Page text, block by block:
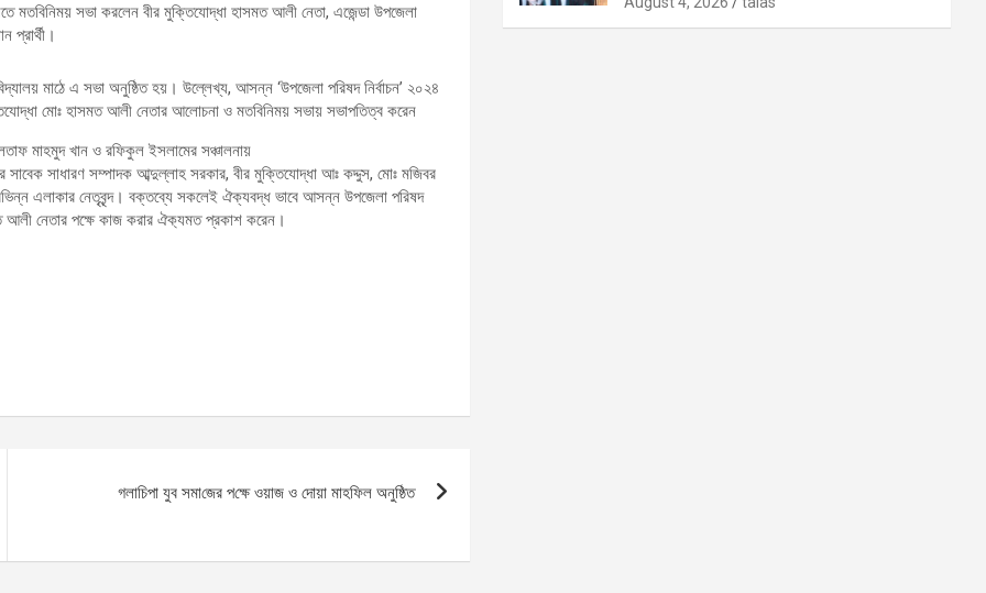
মতবিনিময় সভা করলেন বীর মুক্তিযোদ্ধা হাসমত আলী নেতা, এজেন্ডা উপজেলা
প্রার্থী।
মাঠে এ সভা অনুষ্ঠিত হয়। উল্লেখ্য, আসন্ন ‘উপজেলা পরিষদ নির্বাচন’ ২০২৪
মোঃ হাসমত আলী নেতার আলোচনা ও মতবিনিময় সভায় সভাপতিত্ব করেন
মাহমুদ খান ও রফিকুল ইসলামের সঞ্চালনায়
সাবেক সাধারণ সম্পাদক আব্দুল্লাহ সরকার, বীর মুক্তিযোদ্ধা আঃ কদ্দুস, মোঃ মজিবর
এলাকার নেতৃবৃন্দ। বক্তব্যে সকলেই ঐক্যবদ্ধ ভাবে আসন্ন উপজেলা পরিষদ
আলী নেতার পক্ষে কাজ করার ঐক‍্যমত প্রকাশ করেন।
গলা‌চিপা যুব সমা‌জের প‌ক্ষে ওয়াজ ও দোয়া মাহ‌ফিল অনু‌ষ্ঠিত